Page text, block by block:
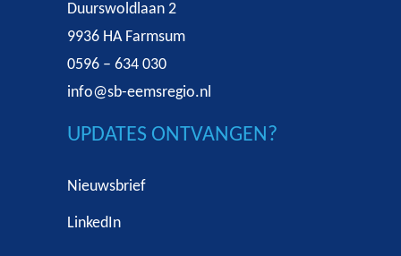
Duurswoldlaan 2
9936 HA Farmsum
0596 – 634 030
info@sb-eemsregio.nl
UPDATES ONTVANGEN?
Nieuwsbrief
LinkedIn